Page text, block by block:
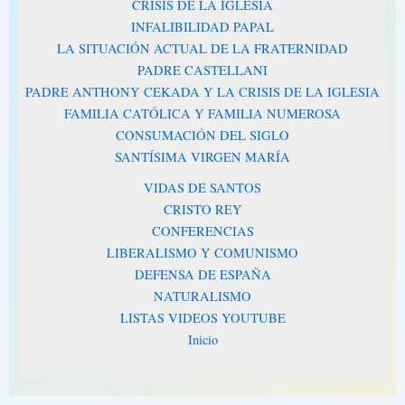
CRISIS DE LA IGLESIA
INFALIBILIDAD PAPAL
LA SITUACIÓN ACTUAL DE LA FRATERNIDAD
PADRE CASTELLANI
PADRE ANTHONY CEKADA Y LA CRISIS DE LA IGLESIA
FAMILIA CATÓLICA Y FAMILIA NUMEROSA
CONSUMACIÓN DEL SIGLO
SANTÍSIMA VIRGEN MARÍA
VIDAS DE SANTOS
CRISTO REY
CONFERENCIAS
LIBERALISMO Y COMUNISMO
DEFENSA DE ESPAÑA
NATURALISMO
LISTAS VIDEOS YOUTUBE
Inicio